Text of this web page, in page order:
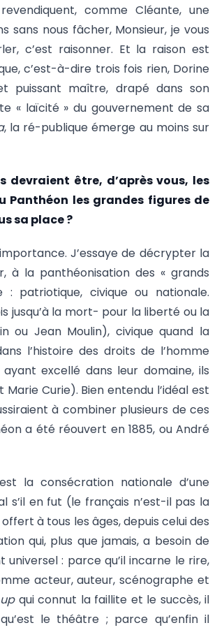
comme Cléante, une
sans nous fâcher, Monsieur, je vous
c’est raisonner. Et la raison est
c’est-à-dire trois fois rien, Dorine
puissant maître, drapé dans son
« laïcité » du gouvernement de sa
, la ré-publique émerge au moins sur
devraient être, d’après vous, les
Panthéon les grandes figures de
sa place ?
J’essaye de décrypter la
à la panthéonisation des « grands
: patriotique, civique ou nationale.
jusqu’à la mort- pour la liberté ou la
ou Jean Moulin), civique quand la
l’histoire des droits de l’homme
excellé dans leur domaine, ils
Curie). Bien entendu l’idéal est
à combiner plusieurs de ces
a été réouvert en 1885, ou André
la consécration nationale d’une
s’il en fut (le français n’est-il pas la
à tous les âges, depuis celui des
qui, plus que jamais, a besoin de
: parce qu’il incarne le rire,
acteur, auteur, scénographe et
qui connut la faillite et le succès, il
le théâtre ; parce qu’enfin il